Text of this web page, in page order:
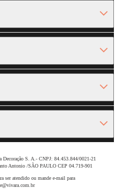
Decoração S. A.- CNPJ: 84.453.844/0021-21
Antonio /SÃO PAULO CEP 04.719-901
ser atendido ou mande e-mail para